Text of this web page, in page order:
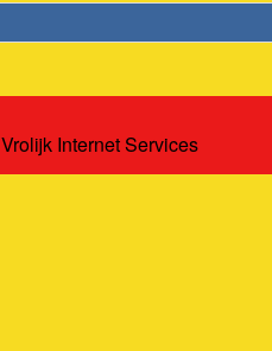
Vrolijk Internet Services